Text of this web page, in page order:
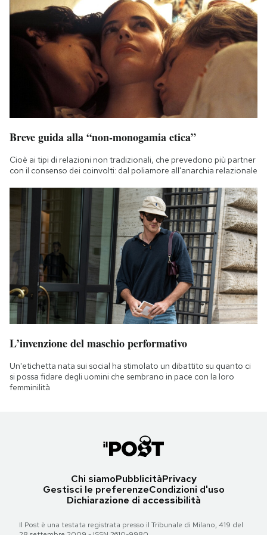
Breve guida alla “non-monogamia etica”
Cioè ai tipi di relazioni non tradizionali, che prevedono più partner
con il consenso dei coinvolti: dal poliamore all'anarchia relazionale
L’invenzione del maschio performativo
Un'etichetta nata sui social ha stimolato un dibattito su quanto ci
si possa fidare degli uomini che sembrano in pace con la loro
femminilità
Chi siamoPubblicitàPrivacy
Gestisci le preferenzeCondizioni d'uso
Dichiarazione di accessibilità
Il Post è una testata registrata presso il Tribunale di Milano, 419 del